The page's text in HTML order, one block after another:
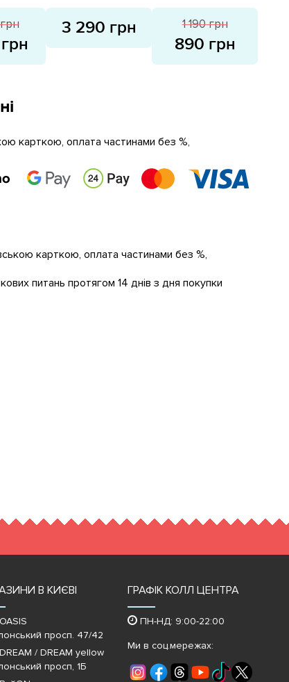
3 290 грн 1 190 грн
890 грн
карткою, оплата частинами без %,
карткою, оплата частинами без %,
питань протягом 14 днів з дня покупки
В КИЄВІ
просп. 47/42
/ DREAM yellow
просп, 1Б
ГРАФІК КОЛЛ ЦЕНТРА
ПН-НД: 9:00-22:00
Ми в соц.мережах: